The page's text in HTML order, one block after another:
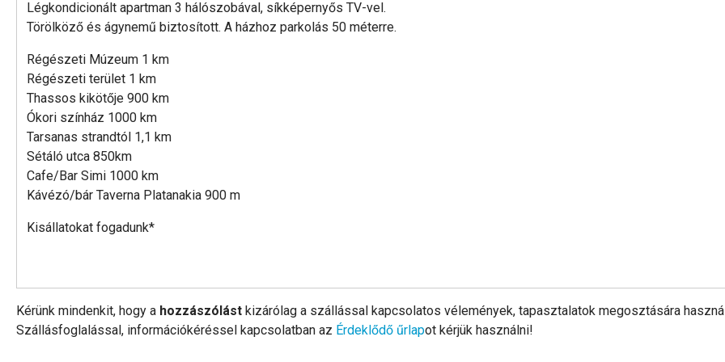
Légkondicionált apartman 3 hálószobával, síkképernyős TV-vel.
Törölköző és ágynemű biztosított. A házhoz parkolás 50 méterre.
Régészeti Múzeum 1 km
Régészeti terület 1 km
Thassos kikötője 900 km
Ókori színház 1000 km
Tarsanas strandtól 1,1 km
Sétáló utca 850km
Cafe/Bar Simi 1000 km
Kávézó/bár Taverna Platanakia 900 m
Kisállatokat fogadunk*
Kérünk mindenkit, hogy a hozzászólást kizárólag a szállással kapcsolatos vélemények, tapasztalatok megosztására
Szállásfoglalással, információkéréssel kapcsolatban az Érdeklődő űrlapot kérjük használni!